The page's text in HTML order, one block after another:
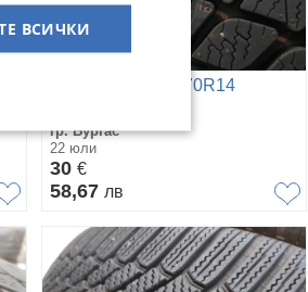
Гуми Зимни 195/70R14
гр. Бургас
22 юли
30 €
58,67 лв
ВСИЧКИ